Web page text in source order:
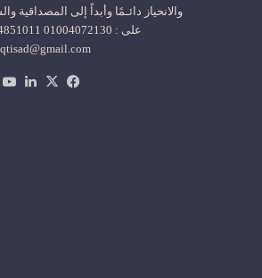
والانحياز دائـمًا وأبداً إلى المصداقية
فيسبوك
‫X